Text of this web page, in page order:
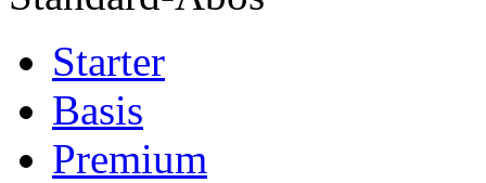
Starter
Basis
Premium